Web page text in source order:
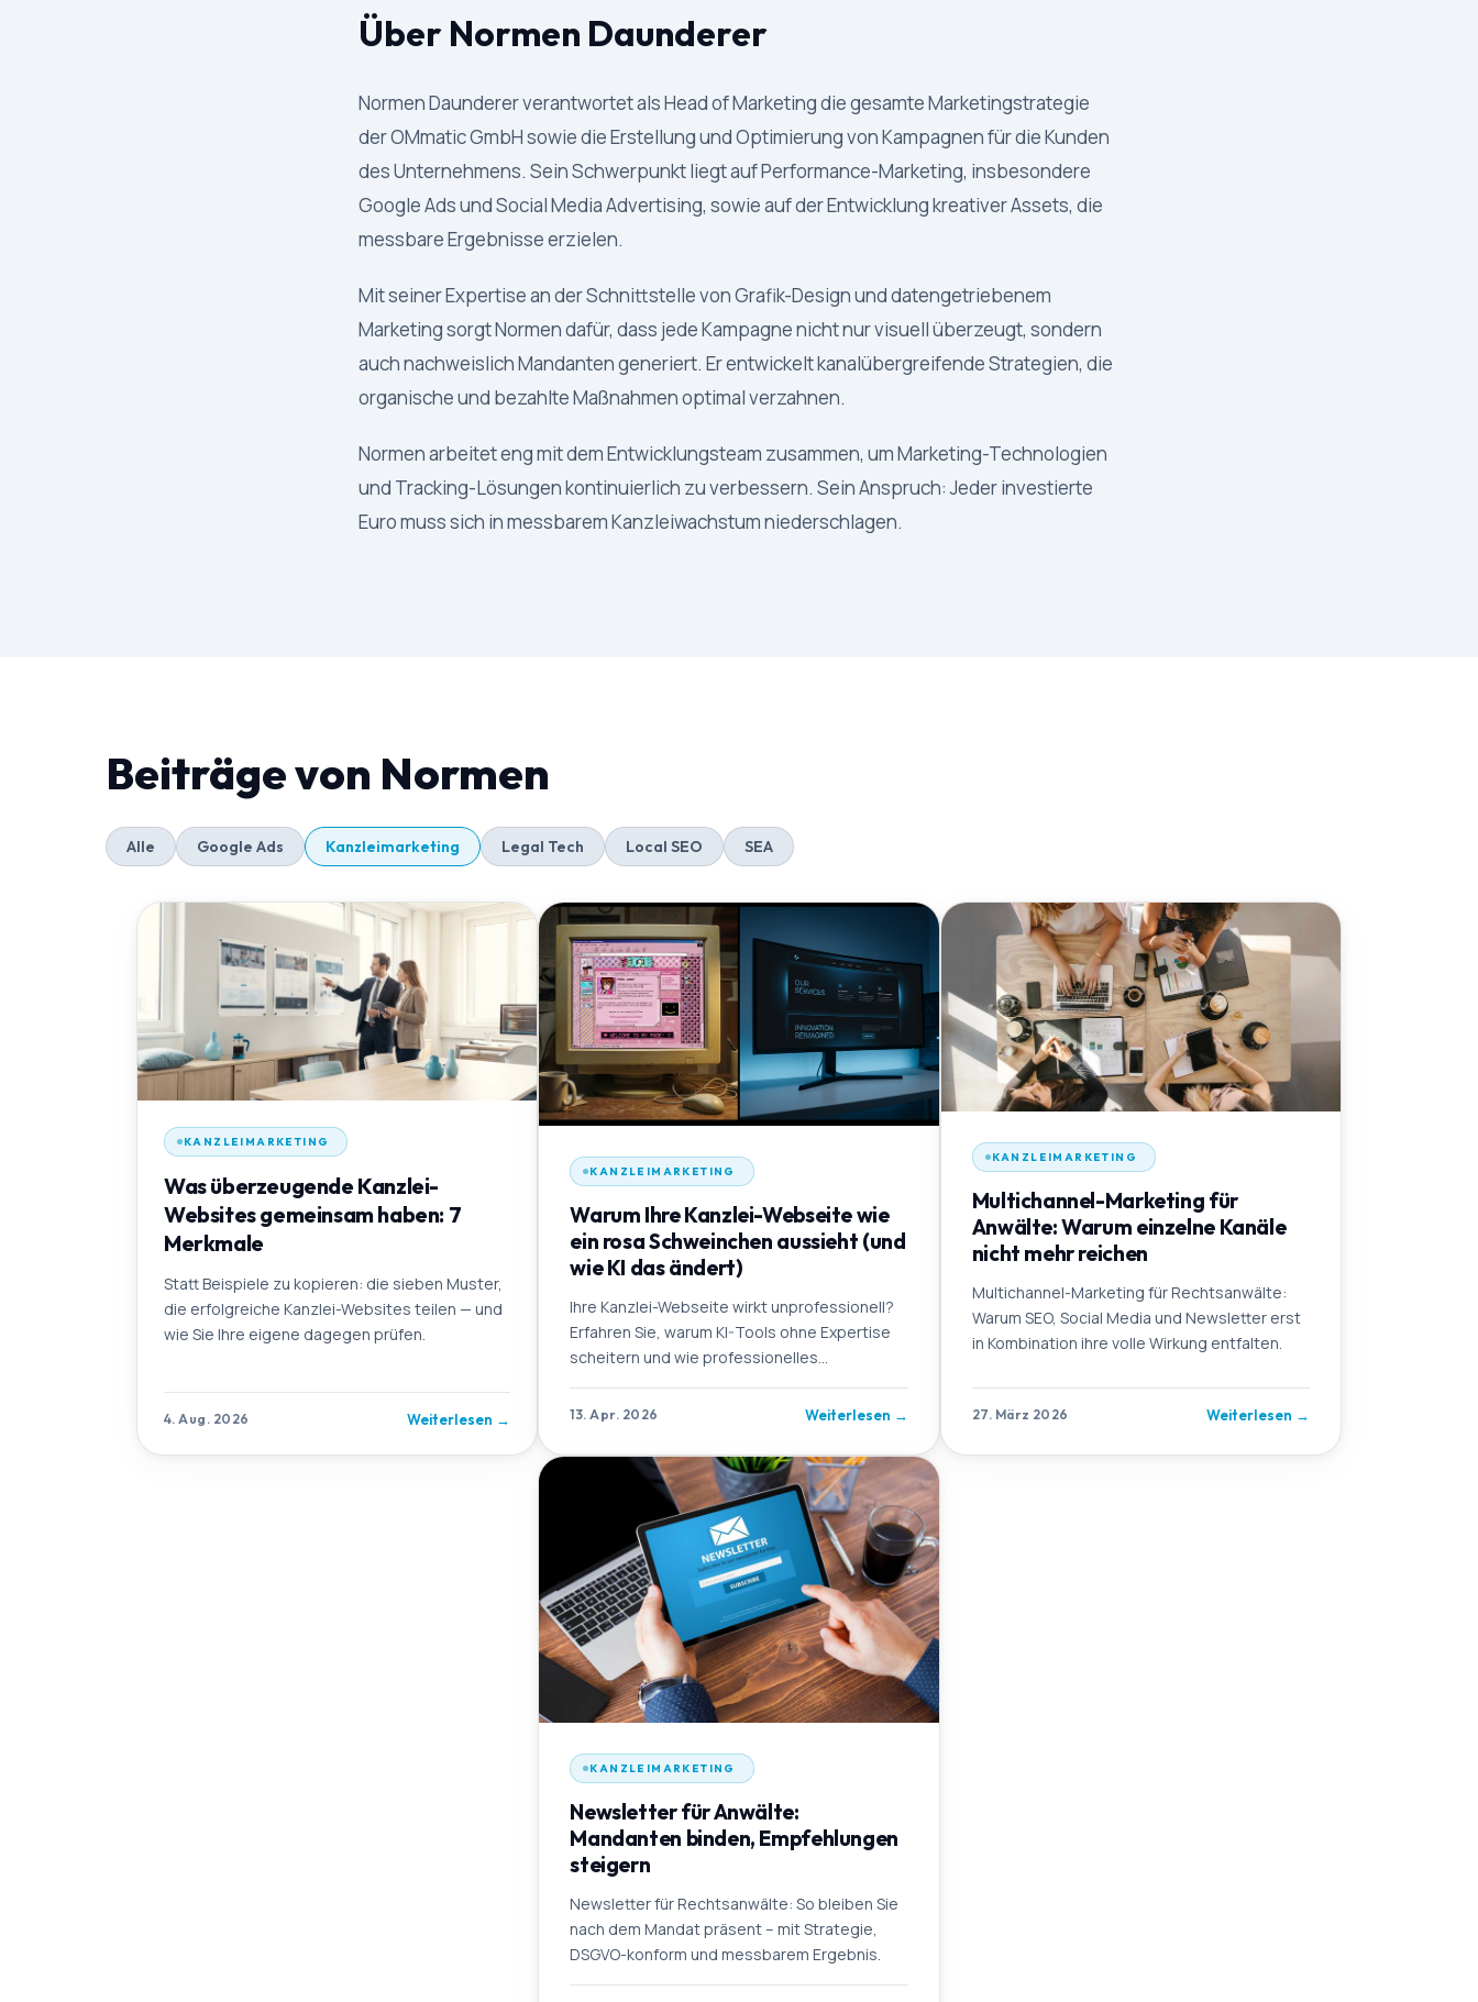
Über Normen Daunderer
Normen Daunderer verantwortet als Head of Marketing die gesamte Marketingstrategie
der OMmatic GmbH sowie die Erstellung und Optimierung von Kampagnen für die Kunden
des Unternehmens. Sein Schwerpunkt liegt auf Performance-Marketing, insbesondere
Google Ads und Social Media Advertising, sowie auf der Entwicklung kreativer Assets, die
messbare Ergebnisse erzielen.
Mit seiner Expertise an der Schnittstelle von Grafik-Design und datengetriebenem
Marketing sorgt Normen dafür, dass jede Kampagne nicht nur visuell überzeugt, sondern
auch nachweislich Mandanten generiert. Er entwickelt kanalübergreifende Strategien, die
organische und bezahlte Maßnahmen optimal verzahnen.
Normen arbeitet eng mit dem Entwicklungsteam zusammen, um Marketing-Technologien
und Tracking-Lösungen kontinuierlich zu verbessern. Sein Anspruch: Jeder investierte
Euro muss sich in messbarem Kanzleiwachstum niederschlagen.
Beiträge von Normen
Alle Google Ads Kanzleimarketing Legal Tech Local SEO SEA
KANZLEIMARKETING
Was überzeugende Kanzlei-
Websites gemeinsam haben: 7
Merkmale
Statt Beispiele zu kopieren: die sieben Muster,
die erfolgreiche Kanzlei-Websites teilen — und
wie Sie Ihre eigene dagegen prüfen.
4. Aug. 2026 Weiterlesen →
KANZLEIMARKETING
Warum Ihre Kanzlei-Webseite wie
ein rosa Schweinchen aussieht (und
wie KI das ändert)
Ihre Kanzlei-Webseite wirkt unprofessionell?
Erfahren Sie, warum KI-Tools ohne Expertise
scheitern und wie professionelles
Kanzleimarketing funktioniert.
13. Apr. 2026 Weiterlesen →
KANZLEIMARKETING
Multichannel-Marketing für
Anwälte: Warum einzelne Kanäle
nicht mehr reichen
Multichannel-Marketing für Rechtsanwälte:
Warum SEO, Social Media und Newsletter erst
in Kombination ihre volle Wirkung entfalten.
27. März 2026 Weiterlesen →
KANZLEIMARKETING
Newsletter für Anwälte:
Mandanten binden, Empfehlungen
steigern
Newsletter für Rechtsanwälte: So bleiben Sie
nach dem Mandat präsent – mit Strategie,
DSGVO-konform und messbarem Ergebnis.